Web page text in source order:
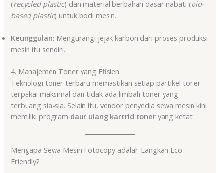
(recycled plastic) dan material berbahan dasar nabati (bio-
based plastic) untuk bodi mesin.
Keunggulan: Mengurangi jejak karbon dari proses produksi
mesin itu sendiri.
4. Manajemen Toner yang Efisien
Teknologi toner terbaru memastikan setiap partikel toner
terpakai maksimal dan tidak ada limbah toner yang
terbuang sia-sia. Selain itu, vendor penyedia sewa mesin kini
memiliki program daur ulang kartrid toner yang ketat.
Mengapa Sewa Mesin Fotocopy adalah Langkah Eco-
Friendly?